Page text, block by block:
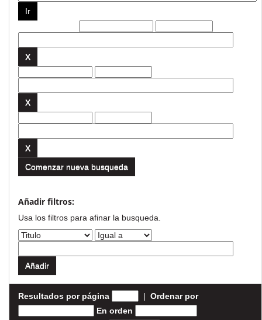
Comenzar nueva busqueda
Añadir filtros:
Usa los filtros para afinar la busqueda.
Resultados por página | Ordenar por
En orden